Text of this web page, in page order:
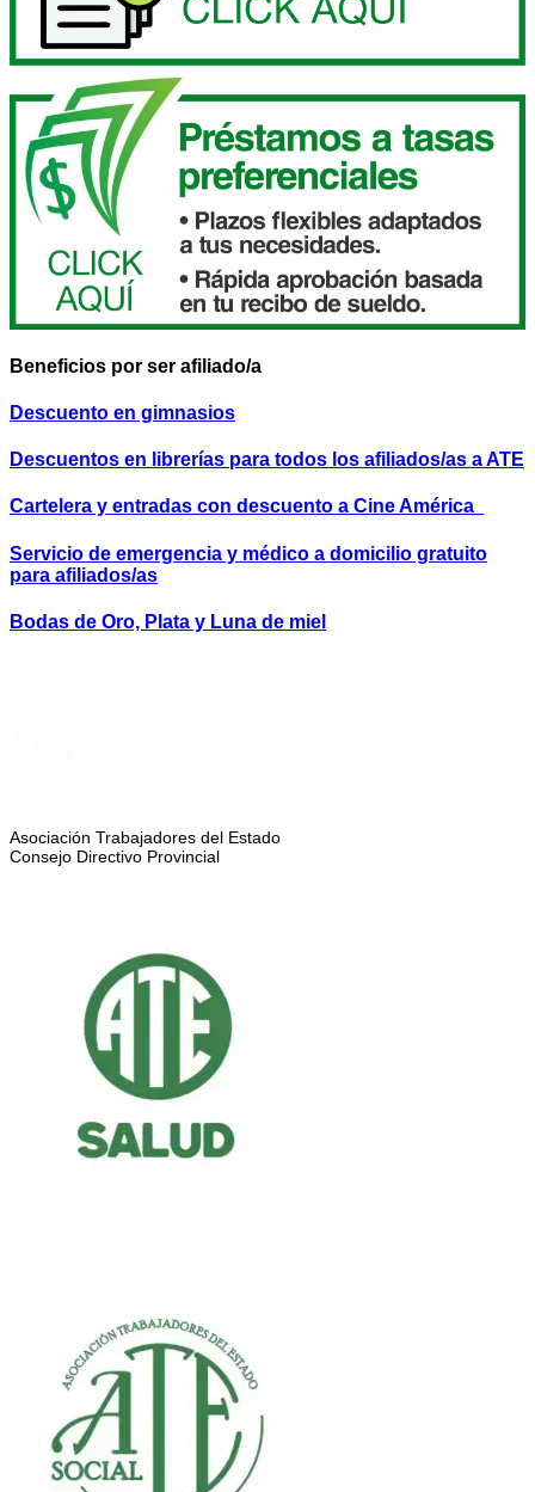
Beneficios por ser afiliado/a
Descuento en gimnasios
Descuentos en librerías para todos los afiliados/as a ATE
Cartelera y entradas con descuento a Cine América
Servicio de emergencia y médico a domicilio gratuito
para afiliados/as
Bodas de Oro, Plata y Luna de miel
Asociación Trabajadores del Estado
Consejo Directivo Provincial